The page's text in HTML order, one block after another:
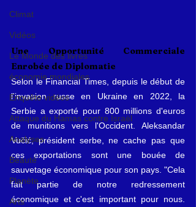
Climat
Vidéos
Le Monde des livres
économie mondiales
Enquête vidéos
Attaque du Hamas contre Israël
Analyses
Beauté
Planète
Arts
Une Opportunité Commerciale
Enrobée de Diplomatie
Selon le Financial Times, depuis le début de
l'invasion russe en Ukraine en 2022, la
Serbie a exporté pour 800 millions d'euros
de munitions vers l'Occident. Aleksandar
Vučić, président serbe, ne cache pas que
ces exportations sont une bouée de
sauvetage économique pour son pays. "Cela
fait partie de notre redressement
économique et c'est important pour nous.